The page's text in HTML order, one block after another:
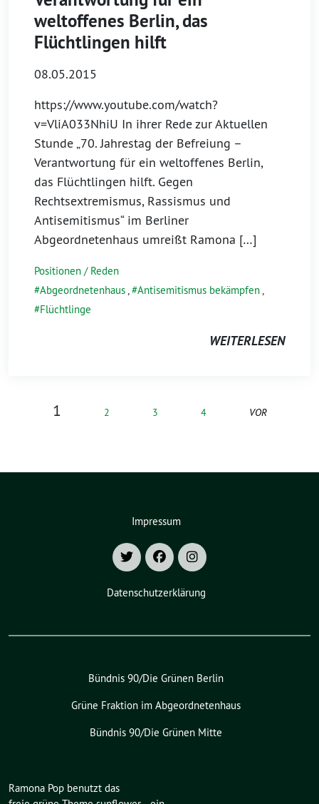
weltoffenes Berlin, das
Flüchtlingen hilft
08.05.2015
https://www.youtube.com/watch?
v=VliA033NhiU In ihrer Rede zur Aktuellen
Stunde „70. Jahrestag der Befreiung –
Verantwortung für ein weltoffenes Berlin,
das Flüchtlingen hilft. Gegen
Rechtsextremismus, Rassismus und
Antisemitismus“ im Berliner
Abgeordnetenhaus umreißt Ramona […]
Positionen / Reden
Abgeordnetenhaus, Antisemitismus bekämpfen,
Flüchtlinge
WEITERLESEN
1 2 3 4 VOR
Impressum
Datenschutzerklärung
Bündnis 90/Die Grünen Berlin
Grüne Fraktion im Abgeordnetenhaus
Bündnis 90/Die Grünen Mitte
Ramona Pop benutzt das